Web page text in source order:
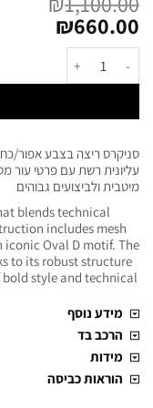
₪660.00
סניקרס ריצה בצבע אפור/
עליונית רשת עם פרטי עור
מיטבית ולביצועים גבוהים
blends technical
includes mesh
Oval D motif. The
to its robust structure
style and technical
מידע נוסף
הרכב בד
מידות
הוראות כביסה